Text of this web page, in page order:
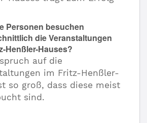
Personen besuchen
die Veranstaltungen
Henßler-Hauses?
auf die
im Fritz-Henßler-
so groß, dass diese meist
sind.